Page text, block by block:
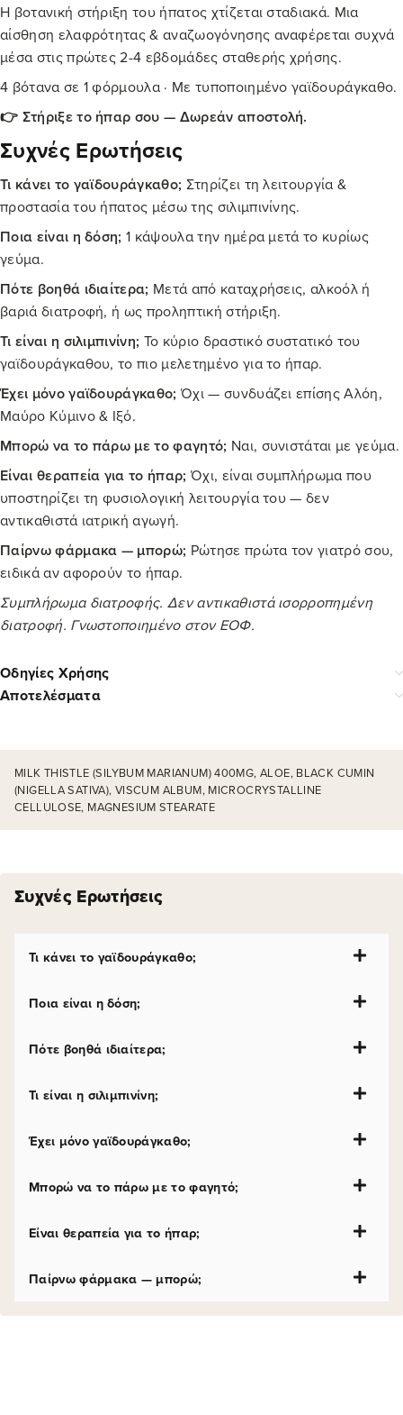
Η βοτανική στήριξη του ήπατος χτίζεται σταδιακά. Μια
αίσθηση ελαφρότητας & αναζωογόνησης αναφέρεται συχνά
μέσα στις πρώτες 2-4 εβδομάδες σταθερής χρήσης.
4 βότανα σε 1 φόρμουλα · Με τυποποιημένο γαϊδουράγκαθο.
👉 Στήριξε το ήπαρ σου — Δωρεάν αποστολή.
Συχνές Ερωτήσεις
Τι κάνει το γαϊδουράγκαθο; Στηρίζει τη λειτουργία &
προστασία του ήπατος μέσω της σιλιμπινίνης.
Ποια είναι η δόση; 1 κάψουλα την ημέρα μετά το κυρίως
γεύμα.
Πότε βοηθά ιδιαίτερα; Μετά από καταχρήσεις, αλκοόλ ή
βαριά διατροφή, ή ως προληπτική στήριξη.
Τι είναι η σιλιμπινίνη; Το κύριο δραστικό συστατικό του
γαϊδουράγκαθου, το πιο μελετημένο για το ήπαρ.
Έχει μόνο γαϊδουράγκαθο; Όχι — συνδυάζει επίσης Αλόη,
Μαύρο Κύμινο & Ιξό.
Μπορώ να το πάρω με το φαγητό; Ναι, συνιστάται με γεύμα.
Είναι θεραπεία για το ήπαρ; Όχι, είναι συμπλήρωμα που
υποστηρίζει τη φυσιολογική λειτουργία του — δεν
αντικαθιστά ιατρική αγωγή.
Παίρνω φάρμακα — μπορώ; Ρώτησε πρώτα τον γιατρό σου,
ειδικά αν αφορούν το ήπαρ.
Συμπλήρωμα διατροφής. Δεν αντικαθιστά ισορροπημένη
διατροφή. Γνωστοποιημένο στον ΕΟΦ.
Οδηγίες Χρήσης
Αποτελέσματα
MILK THISTLE (SILYBUM MARIANUM) 400MG, ALOE, BLACK CUMIN
(NIGELLA SATIVA), VISCUM ALBUM, MICROCRYSTALLINE
CELLULOSE, MAGNESIUM STEARATE
Συχνές Ερωτήσεις
Τι κάνει το γαϊδουράγκαθο;
Ποια είναι η δόση;
Πότε βοηθά ιδιαίτερα;
Τι είναι η σιλιμπινίνη;
Έχει μόνο γαϊδουράγκαθο;
Μπορώ να το πάρω με το φαγητό;
Είναι θεραπεία για το ήπαρ;
Παίρνω φάρμακα — μπορώ;